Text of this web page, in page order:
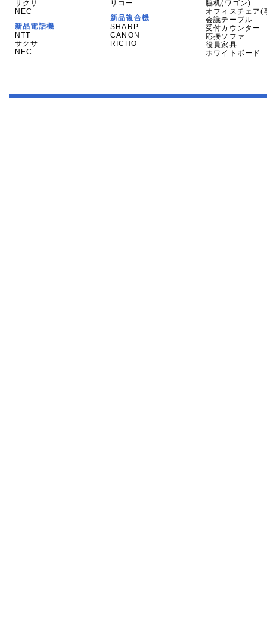
サクサ
NEC
新品電話機
NTT
サクサ
NEC
リコー
新品複合機
SHARP
CANON
RICHO
脇机(ワゴン)
オフィスチェア(
会議テーブル
受付カウンター
応接ソファ
役員家具
ホワイトボード